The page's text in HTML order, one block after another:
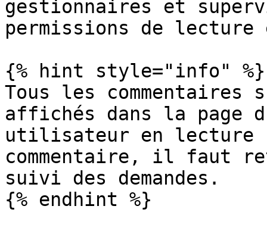
gestionnaires et
permissions de
{% hint style="info" %}
Tous les commentaires
affichés dans la page
utilisateur en lecture
commentaire, il faut
suivi des demandes.
{% endhint %}